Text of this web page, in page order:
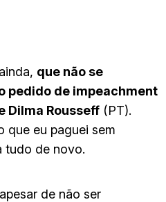
que não se
pedido de impeachment
Dilma Rousseff (PT).
que eu paguei sem
tudo de novo.
de não ser